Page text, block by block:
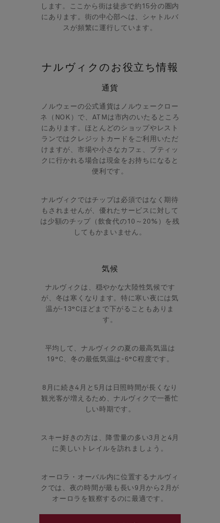
します。ここから街は徒歩で約15分の圏内
にあります。街の中心部へは、シャトルバ
スが頻繁に運行しています。
ナルヴィクのお役立ち情報
通貨
ノルウェーの公式通貨はノルウェークロー
ネ（NOK）で、ATMは市内のいたるところ
にあります。ほとんどのショップやレスト
ランではクレジットカードをご利用いただ
けますが、市場や小さなカフェ、ブティッ
クに行かれる場合は現金をお持ちになると
便利です。
ナルヴィクではチップは必須ではなく期待
もされませんが、優れたサービスに対して
は少額のチップ（飲食代の10～20%）を残
してもかまいません。
気候
ナルヴィクは、穏やかな大陸性気候です
が、冬は寒くなります。特に寒い夜には気
温が-13°Cほどまで下がることもありま
す。
平均して、ナルヴィクの夏の最高気温は
19°C、冬の最低気温は-6°C程度です。
8月に続き4月と5月は日照時間が長くなり
観光客が増えるため、ナルヴィクで一番忙
しい時期です。
スキー好きの方は、降雪量の多い3月と4月
に美しいトレイルを訪れましょう。
オーロラ・オーバル内に位置するナルヴィ
クでは、夜の時間が最も長い9月から2月が
オーロラを観察するのに最適です。